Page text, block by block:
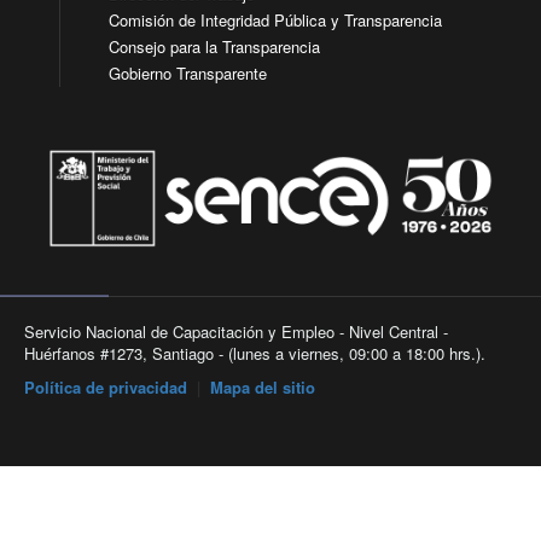
Comisión de Integridad Pública y Transparencia
Consejo para la Transparencia
Gobierno Transparente
Servicio Nacional de Capacitación y Empleo - Nivel Central -
Huérfanos #1273, Santiago - (lunes a viernes, 09:00 a 18:00 hrs.).
Política de privacidad
Mapa del sitio